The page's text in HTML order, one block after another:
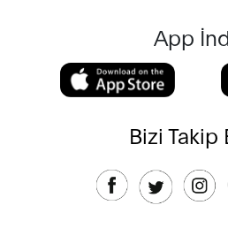
App
Bizi Takip